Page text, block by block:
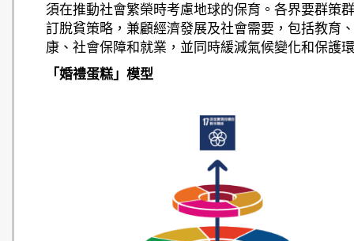
須在推動社會繁榮時考慮地球的保育。各界要群策
訂脫貧策略，兼顧經濟發展及社會需要，包括教育
康、社會保障和就業，並同時緩減氣候變化和保護
「婚禮蛋糕」模型